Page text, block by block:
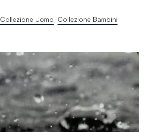
Collezione Uomo Collezione Bambini